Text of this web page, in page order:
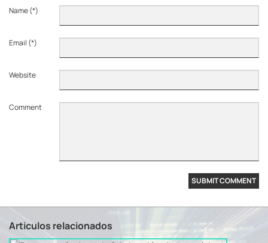
Name (*)
Email (*)
Website
Comment
Articulos relacionados